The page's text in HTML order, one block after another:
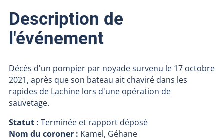
Description de
l'événement
Décès d'un pompier par noyade survenu le 17 octobre
2021, après que son bateau ait chaviré dans les
rapides de Lachine lors d'une opération de
sauvetage.
Statut : Terminée et rapport déposé
Nom du coroner : Kamel, Géhane